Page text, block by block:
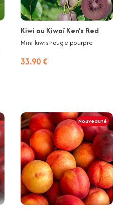
Kiwi ou Kiwaï Ken's Red
Mini kiwis rouge pourpre
33.90 €
Nouveauté